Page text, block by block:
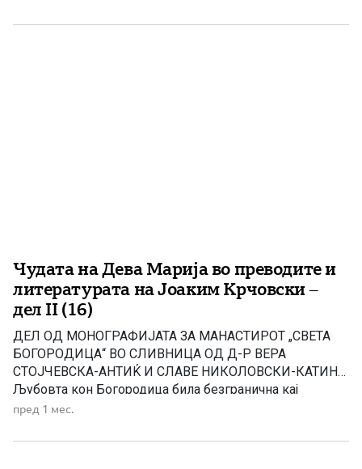
од 14-от век. Епизодата со Евреинот кој сакал да го
Чудата на Дева Марија во преводите и
литературата на Јоаким Крчовски –
дел II (16)
ДЕЛ ОД МОНОГРАФИЈАТА ЗА МАНАСТИРОТ „СВЕТА
БОГОРОДИЦА“ ВО СЛИВНИЦА ОД Д-Р ВЕРА
СТОЈЧЕВСКА-АНТИЌ И СЛАВЕ НИКОЛОВСКИ-КАТИН
Љубовта кон Богородица била безгранична кај
верниците. Во чудото 12 девојката Марија ја искажува
манастирскиот живот и нејзините богати родители ја
пред 1 мес.